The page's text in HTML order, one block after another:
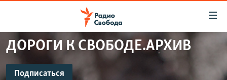
упрощенного
Вернуться
ПРОГРАММЫ
ПОДКАСТЫ
ДОРОГИ К СВОБОДЕ.АРХИВ
Подписаться